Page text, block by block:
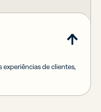
experiências de clientes,